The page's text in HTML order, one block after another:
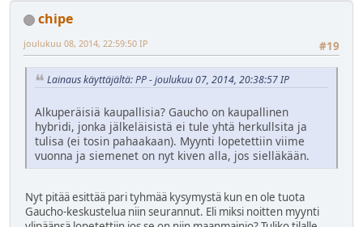
chipe
#19
joulukuu 08, 2014, 22:59:50 IP
Lainaus käyttäjältä: PP - joulukuu 07, 2014, 20:38:57 IP
Alkuperäisiä kaupallisia? Gaucho on kaupallinen
hybridi, jonka jälkeläisistä ei tule yhtä herkullsita ja
tulisa (ei tosin pahaakaan). Myynti lopetettiin viime
vuonna ja siemenet on nyt kiven alla, jos sielläkään.
Nyt pitää esittää pari tyhmää kysymystä kun en ole tuota
Gaucho-keskustelua niin seurannut. Eli miksi noitten myynti